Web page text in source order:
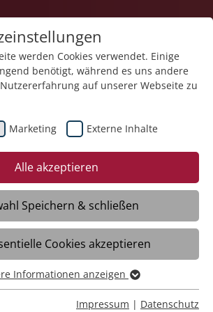
Karriere
einem Jahr voller Möglichkeiten
einem Jahr voller Möglichkeiten
werden Cookies verwendet. Einige
benötigt, während es uns andere
auf unserer Webseite zu
Marketing Externe Inhalte
Alle akzeptieren
Speichern & schließen
Cookies akzeptieren
werden für grundlegende Funktionen
Informationen anzeigen
Impressum | Datenschutz